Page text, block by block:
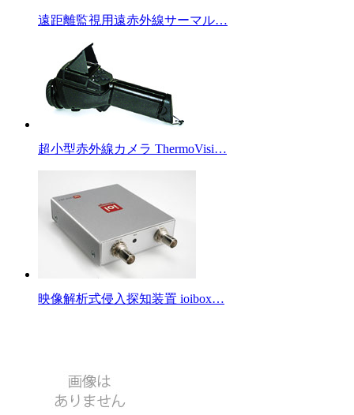
遠距離監視用遠赤外線サーマル…
超小型赤外線カメラ ThermoVisi…
映像解析式侵入探知装置 ioibox…